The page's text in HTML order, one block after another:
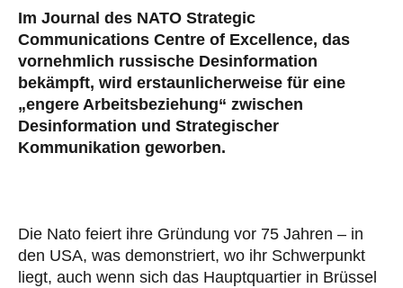
Im Journal des NATO Strategic
Communications Centre of Excellence, das
vornehmlich russische Desinformation
bekämpft, wird erstaunlicherweise für eine
„engere Arbeitsbeziehung“ zwischen
Desinformation und Strategischer
Kommunikation geworben.
Die Nato feiert ihre Gründung vor 75 Jahren – in
den USA, was demonstriert, wo ihr Schwerpunkt
liegt, auch wenn sich das Hauptquartier in Brüssel